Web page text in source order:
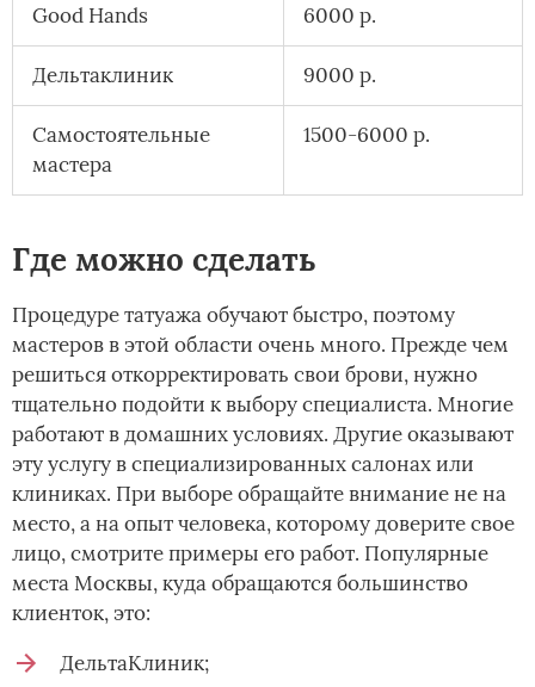
Good Hands 6000 р.
Дельтаклиник 9000 р.
Самостоятельные
мастера
1500-6000 р.
Где можно сделать
Процедуре татуажа обучают быстро, поэтому
мастеров в этой области очень много. Прежде чем
решиться откорректировать свои брови, нужно
тщательно подойти к выбору специалиста. Многие
работают в домашних условиях. Другие оказывают
эту услугу в специализированных салонах или
клиниках. При выборе обращайте внимание не на
место, а на опыт человека, которому доверите свое
лицо, смотрите примеры его работ. Популярные
места Москвы, куда обращаются большинство
клиенток, это:
ДельтаКлиник;